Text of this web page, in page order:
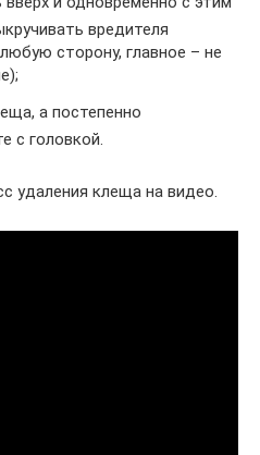
вредителя
сторону, главное – не
а постепенно
с головкой.
удаления клеща на видео.